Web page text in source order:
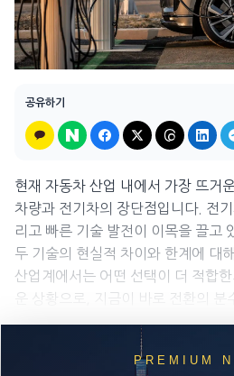
공유하기
현재 자동차 산업 내에서 가장 뜨거
차량과 전기차의 장단점입니다. 전
리고 빠른 기술 발전이 이목을 끌고
두 기술의 현실적 차이와 한계에 대
산업계에서는 어떤 선택이 더 적합
운 상황으로, 지금이 바로 전환의 분
PREMIUM